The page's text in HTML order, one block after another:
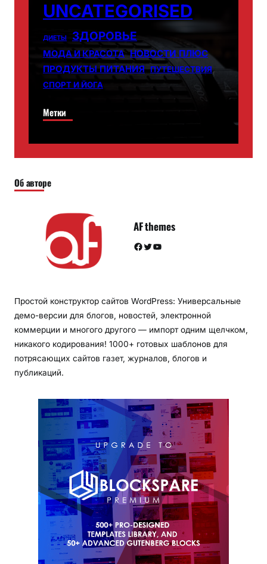
UNCATEGORISED
ДИЕТЫ ЗДОРОВЬЕ
МОДА И КРАСОТА НОВОСТИ ПЛЮС
ПРОДУКТЫ ПИТАНИЯ ПУТЕШЕСТВИЯ
СПОРТ И ЙОГА
Метки
Об авторе
AF themes
Facebook Twitter YouTube
Простой конструктор сайтов WordPress: Универсальные
демо-версии для блогов, новостей, электронной
коммерции и многого другого — импорт одним щелчком,
никакого кодирования! 1000+ готовых шаблонов для
потрясающих сайтов газет, журналов, блогов и
публикаций.